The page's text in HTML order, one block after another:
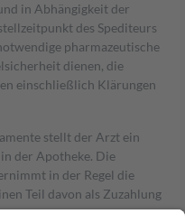
in Abhängigkeit der
des Spediteurs
pharmazeutische
dienen, die
einschließlich Klärungen
stellt der Arzt ein
der Apotheke. Die
in der Regel die
Teil davon als Zuzahlung